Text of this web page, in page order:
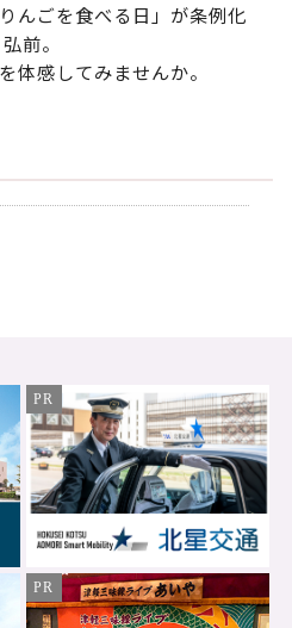
んごを食べる日」が条例化
前。
体感してみませんか。
PR
PR